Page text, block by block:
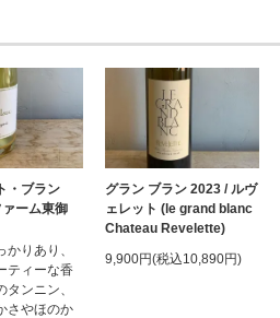
・ブラン
ーム東御
りあり、
ティーな香
タンニン、
さやほのか
グラン ブラン 2023 / ルヴ
ェレット (le grand blanc
Chateau Revelette)
9,900円(税込10,890円)